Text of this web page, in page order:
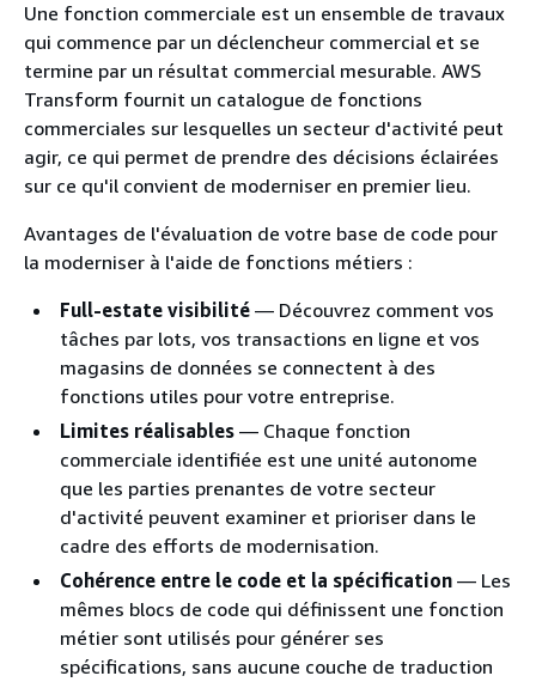
Une fonction commerciale est un ensemble de travaux
qui commence par un déclencheur commercial et se
termine par un résultat commercial mesurable. AWS
Transform fournit un catalogue de fonctions
commerciales sur lesquelles un secteur d'activité peut
agir, ce qui permet de prendre des décisions éclairées
sur ce qu'il convient de moderniser en premier lieu.
Avantages de l'évaluation de votre base de code pour
la moderniser à l'aide de fonctions métiers :
Full-estate visibilité — Découvrez comment vos
tâches par lots, vos transactions en ligne et vos
magasins de données se connectent à des
fonctions utiles pour votre entreprise.
Limites réalisables — Chaque fonction
commerciale identifiée est une unité autonome
que les parties prenantes de votre secteur
d'activité peuvent examiner et prioriser dans le
cadre des efforts de modernisation.
Cohérence entre le code et la spécification — Les
mêmes blocs de code qui définissent une fonction
métier sont utilisés pour générer ses
spécifications, sans aucune couche de traduction